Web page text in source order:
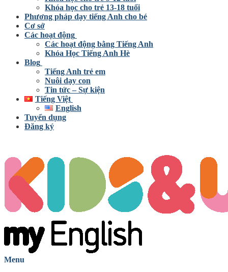
Khóa học cho trẻ 13-18 tuổi
Phương pháp dạy tiếng Anh cho bé
Cơ sở
Các hoạt động
Các hoạt động bằng Tiếng Anh
Khóa Học Tiếng Anh Hè
Blog
Tiếng Anh trẻ em
Nuôi dạy con
Tin tức – Sự kiện
Tiếng Việt
English
Tuyển dụng
Đăng ký
Menu